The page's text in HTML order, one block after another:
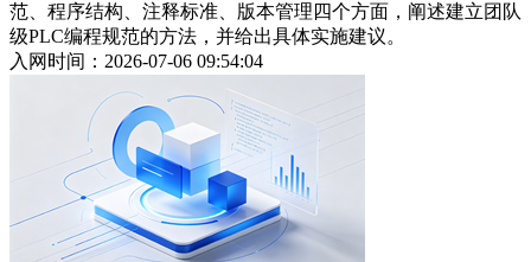
范、程序结构、注释标准、版本管理四个方面，阐述建立团队
级PLC编程规范的方法，并给出具体实施建议。
入网时间：2026-07-06 09:54:04